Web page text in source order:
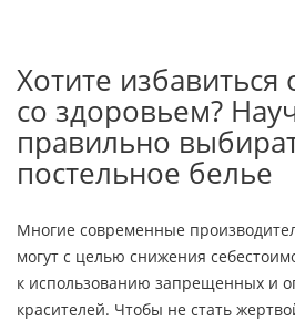
Хотите
со здоровьем?
правильно
постельное белье
Многие современные
могут с целью снижения
к использованию запрещенных и
красителей. Чтобы не стать